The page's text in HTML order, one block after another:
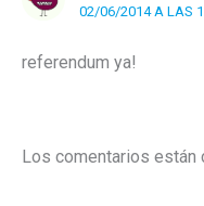
02/06/2014 A LAS
referendum ya!
Los comentarios están